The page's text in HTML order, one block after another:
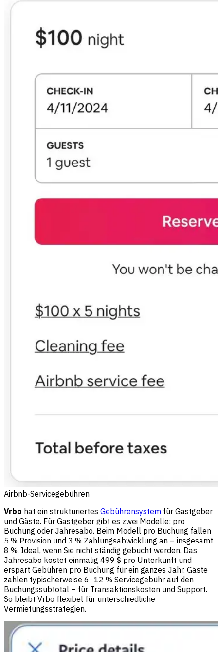
Airbnb-Servicegebühren
Vrbo hat ein strukturiertes Gebührensystem für Gastgeber
und Gäste. Für Gastgeber gibt es zwei Modelle: pro
Buchung oder Jahresabo. Beim Modell pro Buchung fallen
5 % Provision und 3 % Zahlungsabwicklung an – insgesamt
8 %. Ideal, wenn Sie nicht ständig gebucht werden. Das
Jahresabo kostet einmalig 499 $ pro Unterkunft und
erspart Gebühren pro Buchung für ein ganzes Jahr. Gäste
zahlen typischerweise 6–12 % Servicegebühr auf den
Buchungssubtotal – für Transaktionskosten und Support.
So bleibt Vrbo flexibel für unterschiedliche
Vermietungsstrategien.